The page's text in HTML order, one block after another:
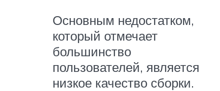
Основным недостатком,
который отмечает
большинство
пользователей, является
низкое качество сборки.